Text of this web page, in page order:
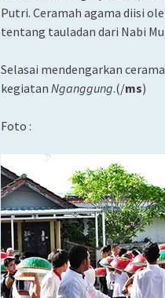
Putri. Ceramah agama diisi
tentang tauladan dari Nabi
Selasai mendengarkan
kegiatan Nganggung.(/ms)
Foto :